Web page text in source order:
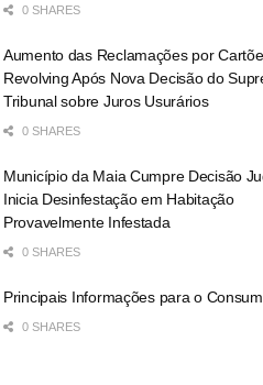
0 SHARES
Aumento das Reclamações por
Revolving Após Nova Decisão do
Tribunal sobre Juros Usurários
0 SHARES
Município da Maia Cumpre Decisão
Inicia Desinfestação em Habitação
Provavelmente Infestada
0 SHARES
Principais Informações para o
0 SHARES